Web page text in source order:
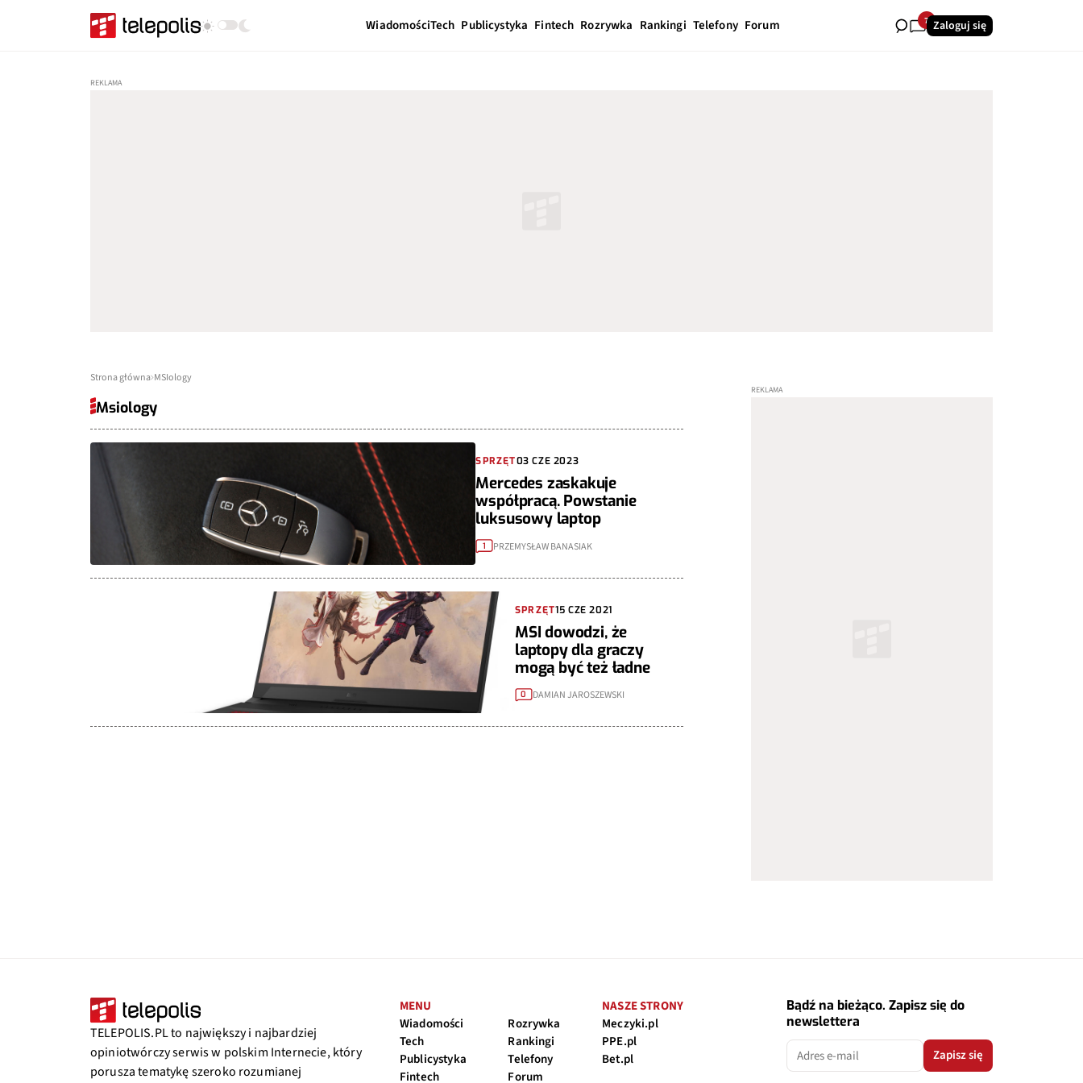
WiadomościTech Publicystyka Fintech Rozrywka Rankingi Telefony Forum 7 Zaloguj się
Strona główna MSIology
Msiology
SPRZĘT03 CZE 2023
Mercedes zaskakuje
współpracą. Powstanie
luksusowy laptop
1 PRZEMYSŁAW BANASIAK
SPRZĘT15 CZE 2021
MSI dowodzi, że
laptopy dla graczy
mogą być też ładne
0 DAMIAN JAROSZEWSKI
TELEPOLIS.PL to największy i najbardziej
opiniotwórczy serwis w polskim Internecie, który
porusza tematykę szeroko rozumianej
MENU
Wiadomości
Tech
Publicystyka
Fintech
Rozrywka
Rankingi
Telefony
Forum
NASZE STRONY
Meczyki.pl
PPE.pl
Bet.pl
Bądź na bieżąco. Zapisz się do
newslettera
Zapisz się